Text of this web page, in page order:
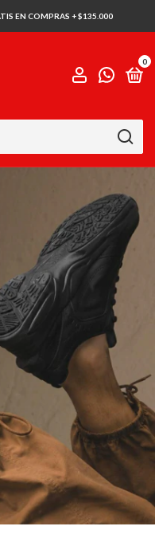
EN COMPRAS + $135.000
0